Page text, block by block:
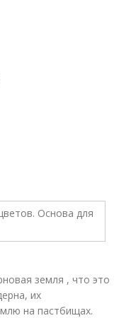
земля , что это
их
на пастбищах.